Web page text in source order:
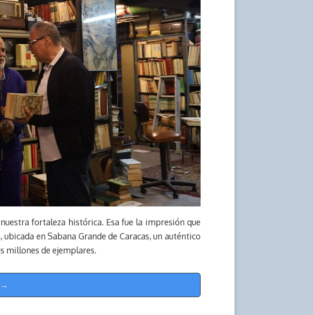
fortaleza histórica. Esa fue la impresión que
en Sabana Grande de Caracas, un auténtico
millones de ejemplares.
→